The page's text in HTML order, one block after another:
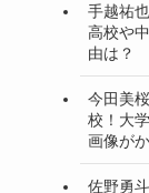
手越祐
高校や
由は？
今田美
校！大
画像が
佐野勇